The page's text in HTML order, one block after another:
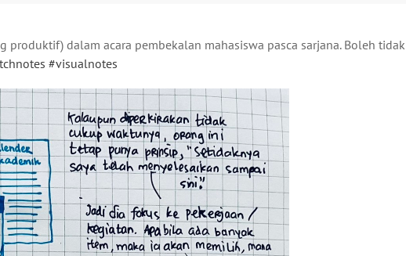
produktif) dalam acara pembekalan mahasiswa pasca sarjana. Boleh tidak
#visualnotes